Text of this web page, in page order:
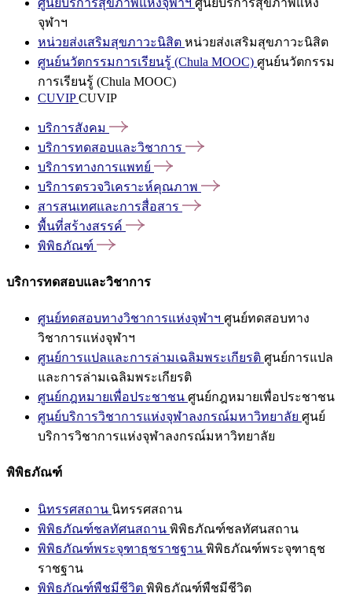
จุฬาฯ
หน่วยส่งเสริมสุขภาวะนิสิต หน่วยส่งเสริมสุขภาวะนิสิต
ศูนย์นวัตกรรมการเรียนรู้ (Chula MOOC) ศูนย์นวัตกรรม
การเรียนรู้ (Chula MOOC)
CUVIPCUVIP
บริการสังคม
บริการทดสอบและวิชาการ
บริการทางการแพทย์
บริการตรวจวิเคราะห์คุณภาพ
สารสนเทศและการสื่อสาร
พื้นที่สร้างสรรค์
พิพิธภัณฑ์
บริการทดสอบและวิชาการ
ศูนย์ทดสอบทางวิชาการแห่งจุฬาฯ ศูนย์ทดสอบทาง
วิชาการแห่งจุฬาฯ
ศูนย์การแปลและการล่ามเฉลิมพระเกียรติ ศูนย์การแปล
และการล่ามเฉลิมพระเกียรติ
ศูนย์กฎหมายเพื่อประชาชน ศูนย์กฎหมายเพื่อประชาชน
ศูนย์บริการวิชาการแห่งจุฬาลงกรณ์มหาวิทยาลัย ศูนย์
บริการวิชาการแห่งจุฬาลงกรณ์มหาวิทยาลัย
พิพิธภัณฑ์
นิทรรศสถาน นิทรรศสถาน
พิพิธภัณฑ์ชลทัศนสถาน พิพิธภัณฑ์ชลทัศนสถาน
พิพิธภัณฑ์พระจุฑาธุชราชฐาน พิพิธภัณฑ์พระจุฑาธุช
ราชฐาน
พิพิธภัณฑ์พืชมีชีวิต พิพิธภัณฑ์พืชมีชีวิต